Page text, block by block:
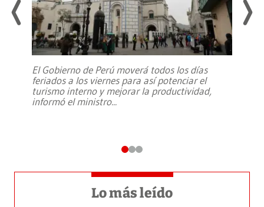
El Gobierno de Perú moverá todos los días
feriados a los viernes para así potenciar el
turismo interno y mejorar la productividad,
informó el ministro...
Lo más leído